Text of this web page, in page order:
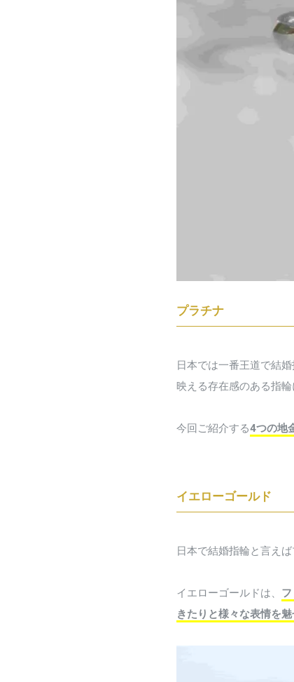
プラチナ
日本では一番王道で結
映える存在感のある指輪
今回ご紹介する4つの地
イエローゴールド
日本で結婚指輪と言え
イエローゴールドは、
きたりと様々な表情を魅